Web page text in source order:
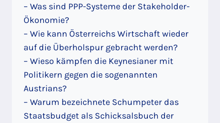
– Was sind PPP-Systeme der Stakeholder-
Ökonomie?
– Wie kann Österreichs Wirtschaft wieder
auf die Überholspur gebracht werden?
– Wieso kämpfen die Keynesianer mit
Politikern gegen die sogenannten
Austrians?
– Warum bezeichnete Schumpeter das
Staatsbudget als Schicksalsbuch der